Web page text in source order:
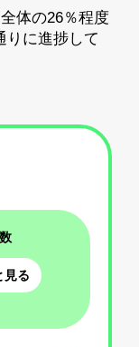
体の26％程度
りに進捗して
見る